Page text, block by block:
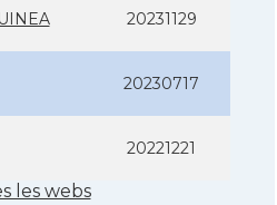
20231129
20230717
20221221
les webs